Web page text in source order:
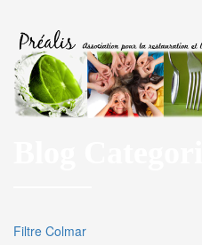
Filtre Colmar